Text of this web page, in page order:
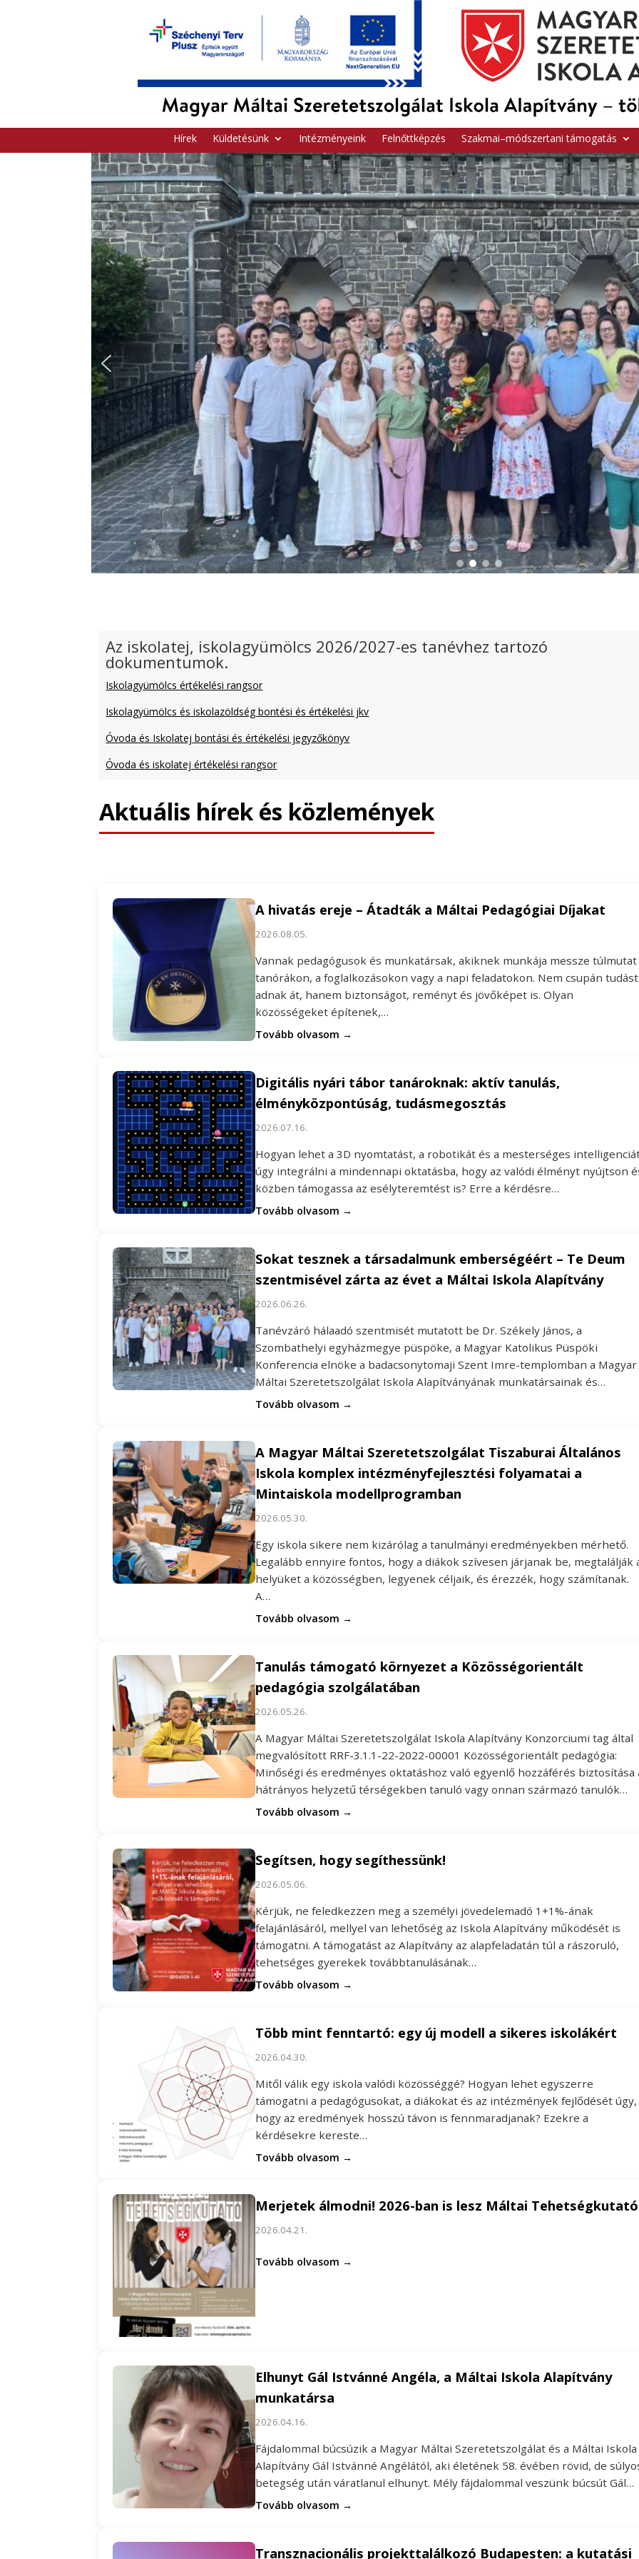
Hírek Küldetésünk Intézményeink Felnőttképzés Szakmai–módszertani támogatás
Az iskolatej, iskolagyümölcs 2026/2027-es tanévhez tartozó
dokumentumok.
Iskolagyümölcs értékelési rangsor
Iskolagyümölcs és iskolazöldség bontési és értékelési jkv
Óvoda és Iskolatej bontási és értékelési jegyzőkönyv
Óvoda és iskolatej értékelési rangsor
Aktuális hírek és közlemények
A hivatás ereje – Átadták a Máltai Pedagógiai Díjakat
2026.08.05.
Vannak pedagógusok és munkatársak, akiknek munkája messze túlmutat
tanórákon, a foglalkozásokon vagy a napi feladatokon. Nem csupán tudást
adnak át, hanem biztonságot, reményt és jövőképet is. Olyan
közösségeket építenek,…
Tovább olvasom →
Digitális nyári tábor tanároknak: aktív tanulás,
élményközpontúság, tudásmegosztás
2026.07.16.
Hogyan lehet a 3D nyomtatást, a robotikát és a mesterséges
úgy integrálni a mindennapi oktatásba, hogy az valódi élményt nyújtson
közben támogassa az esélyteremtést is? Erre a kérdésre…
Tovább olvasom →
Sokat tesznek a társadalmunk emberségéért – Te Deum
szentmisével zárta az évet a Máltai Iskola Alapítvány
2026.06.26.
Tanévzáró hálaadó szentmisét mutatott be Dr. Székely János, a
Szombathelyi egyházmegye püspöke, a Magyar Katolikus Püspöki
Konferencia elnöke a badacsonytomaji Szent Imre-templomban a Magyar
Máltai Szeretetszolgálat Iskola Alapítványának munkatársainak és…
Tovább olvasom →
A Magyar Máltai Szeretetszolgálat Tiszaburai Általános
Iskola komplex intézményfejlesztési folyamatai a
Mintaiskola modellprogramban
2026.05.30.
Egy iskola sikere nem kizárólag a tanulmányi eredményekben mérhető.
Legalább ennyire fontos, hogy a diákok szívesen járjanak be, megtalálják
helyüket a közösségben, legyenek céljaik, és érezzék, hogy számítanak.
A…
Tovább olvasom →
Tanulás támogató környezet a Közösségorientált
pedagógia szolgálatában
2026.05.26.
A Magyar Máltai Szeretetszolgálat Iskola Alapítvány Konzorciumi tag által
megvalósított RRF-3.1.1-22-2022-00001 Közösségorientált pedagógia:
Minőségi és eredményes oktatáshoz való egyenlő hozzáférés biztosítása
hátrányos helyzetű térségekben tanuló vagy onnan származó tanulók…
Tovább olvasom →
Segítsen, hogy segíthessünk!
2026.05.06.
Kérjük, ne feledkezzen meg a személyi jövedelemadó 1+1%-ának
felajánlásáról, mellyel van lehetőség az Iskola Alapítvány működését is
támogatni. A támogatást az Alapítvány az alapfeladatán túl a rászoruló,
tehetséges gyerekek továbbtanulásának…
Tovább olvasom →
Több mint fenntartó: egy új modell a sikeres iskolákért
2026.04.30.
Mitől válik egy iskola valódi közösséggé? Hogyan lehet egyszerre
támogatni a pedagógusokat, a diákokat és az intézmények fejlődését úgy,
hogy az eredmények hosszú távon is fennmaradjanak? Ezekre a
kérdésekre kereste…
Tovább olvasom →
Merjetek álmodni! 2026-ban is lesz Máltai Tehetségkutató
2026.04.21.
Tovább olvasom →
Elhunyt Gál Istvánné Angéla, a Máltai Iskola Alapítvány
munkatársa
2026.04.16.
Fájdalommal búcsúzik a Magyar Máltai Szeretetszolgálat és a Máltai Iskola
Alapítvány Gál Istvánné Angélától, aki életének 58. évében rövid, de
betegség után váratlanul elhunyt. Mély fájdalommal veszünk búcsút Gál…
Tovább olvasom →
Transznacionális projekttalálkozó Budapesten: a kutatási